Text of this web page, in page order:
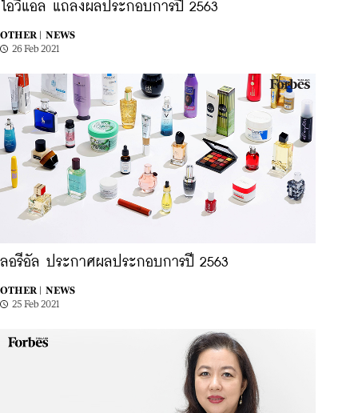
ไอวีแอล แถลงผลประกอบการปี 2563
OTHER |
NEWS
26 Feb 2021
ลอรีอัล ประกาศผลประกอบการปี 2563
OTHER |
NEWS
25 Feb 2021